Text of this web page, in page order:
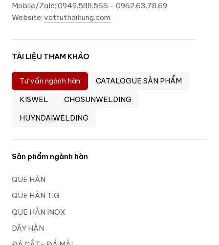
Mobile/Zalo: 0949.588.566 - 0962.63.78.69
Website: vattuthaihung.com
TÀI LIỆU THAM KHẢO
Tư vấn ngành hàn
CATALOGUE SẢN PHẨM
KISWEL
CHOSUNWELDING
HUYNDAIWELDING
Sản phẩm ngành hàn
QUE HÀN
QUE HÀN TIG
QUE HÀN INOX
DÂY HÀN